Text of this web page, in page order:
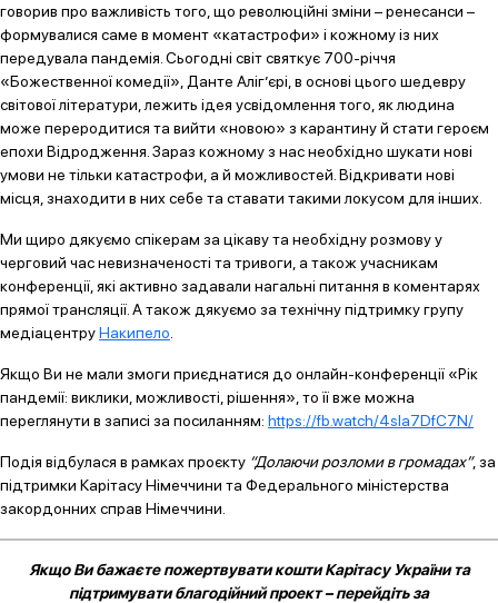
говорив про важливість того, що революційні зміни – ренесанси –
формувалися саме в момент «катастрофи» і кожному із них
передувала пандемія. Сьогодні світ святкує 700-річчя
«Божественної комедії», Данте Аліг’єрі, в основі цього шедевру
світової літератури, лежить ідея усвідомлення того, як людина
може переродитися та вийти «новою» з карантину й стати героєм
епохи Відродження. Зараз кожному з нас необхідно шукати нові
умови не тільки катастрофи, а й можливостей. Відкривати нові
місця, знаходити в них себе та ставати такими локусом для інших.
Ми щиро дякуємо спікерам за цікаву та необхідну розмову у
черговий час невизначеності та тривоги, а також учасникам
конференції, які активно задавали нагальні питання в коментарях
прямої трансляції. А також дякуємо за технічну підтримку групу
медіацентруНакипело
Якщо Ви не мали змоги приєднатися до онлайн-конференції «Рік
пандемії: виклики, можливості, рішення», то її вже можна
переглянути в записі за посиланням: https://fb.watch/4sIa7DfC7N/
Подія відбулася в рамках проєкту “Долаючи розломи в громадах”, за
підтримки Карітасу Німеччини та Федерального міністерства
закордонних справ Німеччини.
Якщо Ви бажаєте пожертвувати кошти Карітасу України та
підтримувати благодійний проект – перейдіть за